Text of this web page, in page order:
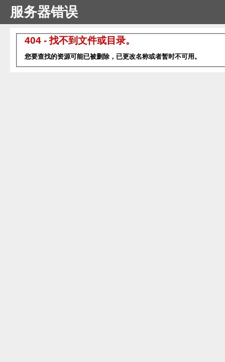
服务器错误
404 - 找不到文件或目录。
您要查找的资源可能已被删除，已更改名称或者暂时不可用。